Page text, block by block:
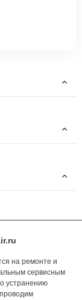
на ремонте и
сервисным
устранению